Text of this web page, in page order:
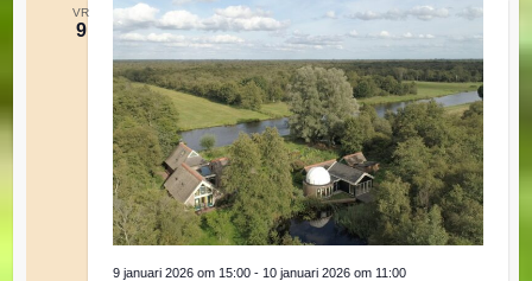
VR
9
9 januari 2026 om 15:00 - 10 januari 2026 om 11:00